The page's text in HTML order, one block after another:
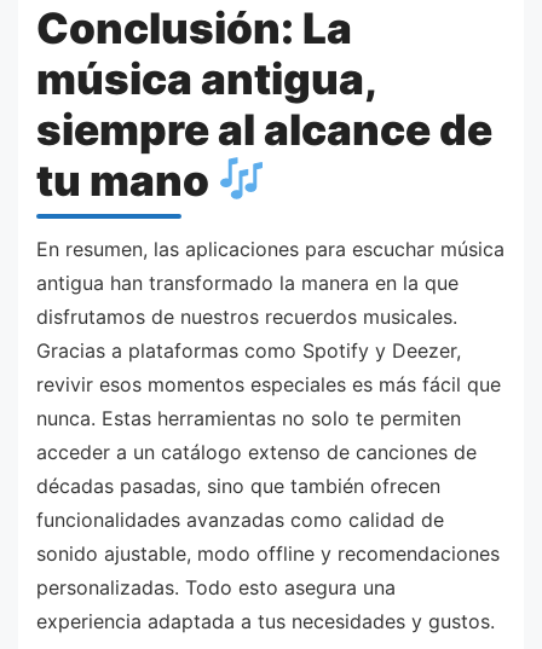
Conclusión: La
música antigua,
siempre al alcance de
tu mano
En resumen, las aplicaciones para escuchar música
antigua han transformado la manera en la que
disfrutamos de nuestros recuerdos musicales.
Gracias a plataformas como Spotify y Deezer,
revivir esos momentos especiales es más fácil que
nunca. Estas herramientas no solo te permiten
acceder a un catálogo extenso de canciones de
décadas pasadas, sino que también ofrecen
funcionalidades avanzadas como calidad de
sonido ajustable, modo offline y recomendaciones
personalizadas. Todo esto asegura una
experiencia adaptada a tus necesidades y gustos.